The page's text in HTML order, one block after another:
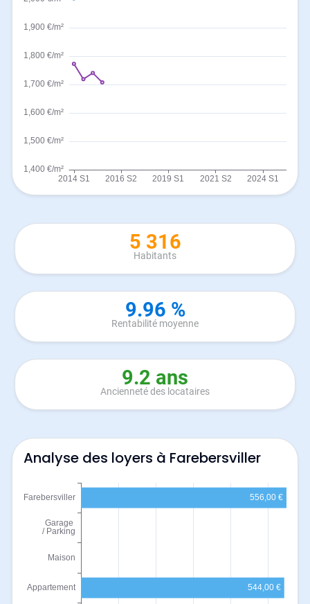
5 316
Habitants
9.96 %
Rentabilité moyenne
9.2 ans
Ancienneté des locataires
Analyse des loyers à Farebersviller